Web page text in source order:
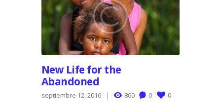
New Life for the
Abandoned
septiembre 12, 2016 860 0 0